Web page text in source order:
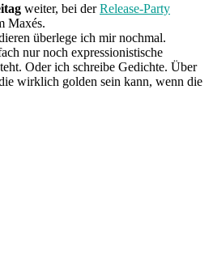
weiter, bei derRelease-Party
Maxés.
überlege ich mir nochmal.
nur noch expressionistische
Oder ich schreibe Gedichte. Über
wirklich golden sein kann, wenn die